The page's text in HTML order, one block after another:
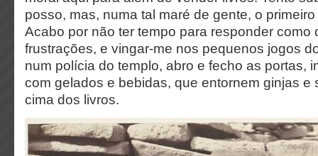
posso, mas, numa tal maré de gente, o
Acabo por não ter tempo para responder como
frustrações, e vingar-me nos pequenos jogos
num polícia do templo, abro e fecho as portas,
com gelados e bebidas, que entornem ginjas e
cima dos livros.